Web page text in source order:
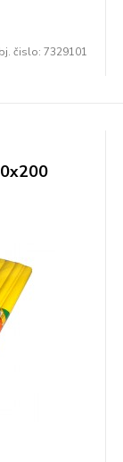
čislo: 7329101